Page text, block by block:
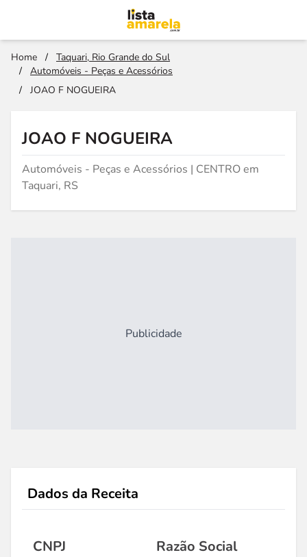
Home /
Taquari, Rio Grande do Sul
/
Automóveis - Peças e Acessórios
/
JOAO F NOGUEIRA
JOAO F NOGUEIRA
Automóveis - Peças e Acessórios | CENTRO em
Taquari, RS
Publicidade
Dados da Receita
CNPJ Razão Social